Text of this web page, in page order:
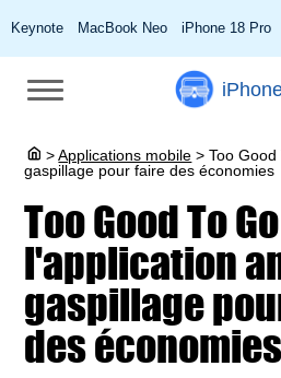
Keynote MacBook Neo iPhone 18 Pro
> Applications mobile > Too
gaspillage pour faire des économies
Too Good To
l'application
gaspillage
des économies